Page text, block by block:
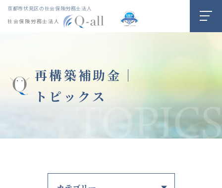
京都市伏見区の社会保険労務士法人
社会保険労務士法人
再構築補助金｜
トピックス